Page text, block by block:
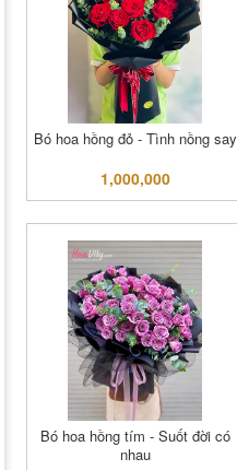
Bó hoa hồng đỏ - Tình nồng say
1,000,000
Bó hoa hồng tím - Suốt đời có
nhau